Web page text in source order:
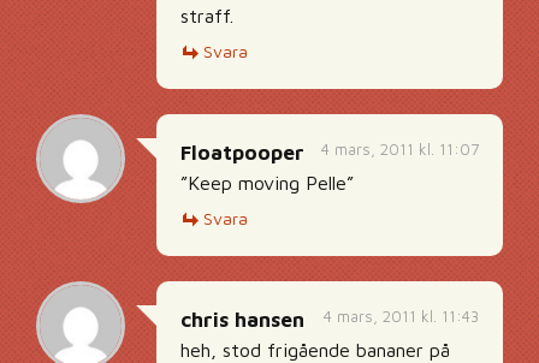
straff.
Svara
4 mars, 2011 kl. 11:07
Floatpooper
”Keep moving Pelle”
Svara
4 mars, 2011 kl. 11:43
chris hansen
heh, stod frigående bananer på